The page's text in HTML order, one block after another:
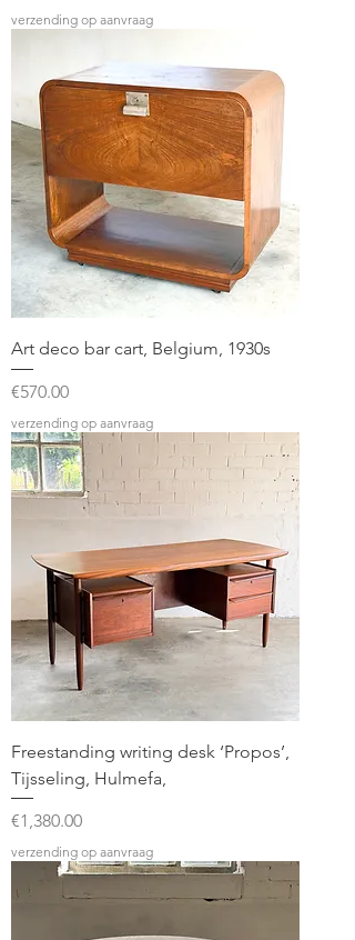
verzending op aanvraag
Art deco bar cart, Belgium, 1930s
Price
€570.00
verzending op aanvraag
Freestanding writing desk ‘Propos’,
Tijsseling, Hulmefa,
Price
€1,380.00
verzending op aanvraag